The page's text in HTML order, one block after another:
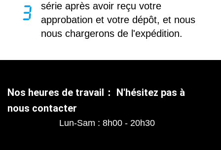
série après avoir reçu votre
approbation et votre dépôt, et nous
nous chargerons de l'expédition.
Nos heures de travail： N'hésitez pas à
nous contacter
Lun-Sam : 8h00 - 20h30